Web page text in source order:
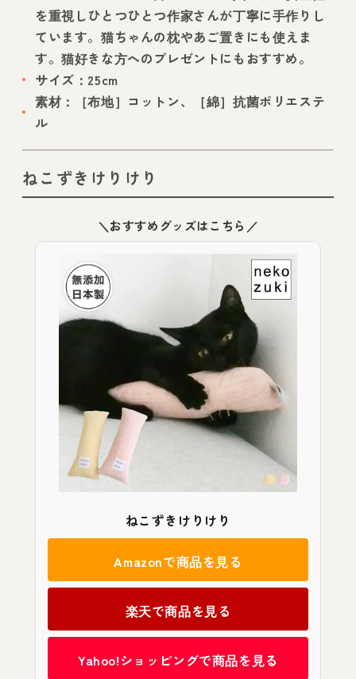
を重視しひとつひとつ作家さんが丁寧に手作りし
ています。猫ちゃんの枕やあご置きにも使えま
す。猫好きな方へのプレゼントにもおすすめ。
サイズ：25cm
素材：［布地］コットン、［綿］抗菌ポリエステ
ル
ねこずきけりけり
＼おすすめグッズはこちら／
ねこずきけりけり
Amazonで商品を見る
楽天で商品を見る
Yahoo!ショッピングで商品を見る